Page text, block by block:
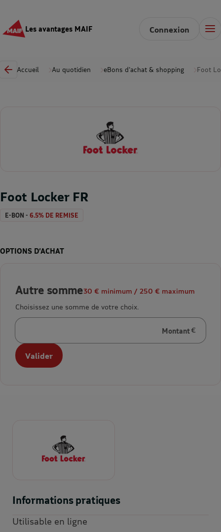
Les avantages MAIF Connexion
Accueil Au quotidien eBons d'achat & shopping Foot
Foot Locker FR
E-BON - 6.5% DE REMISE
OPTIONS D’ACHAT
Autre somme30 € minimum / 250 € maximum
Choisissez une somme de votre choix.
Montant
en euros
Valider
Informations pratiques
Utilisable en ligne